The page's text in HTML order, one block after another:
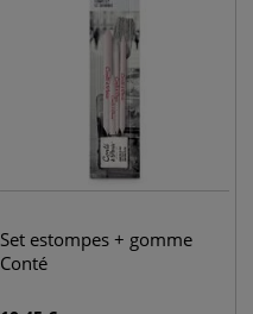
Set estompes + gomme
Conté